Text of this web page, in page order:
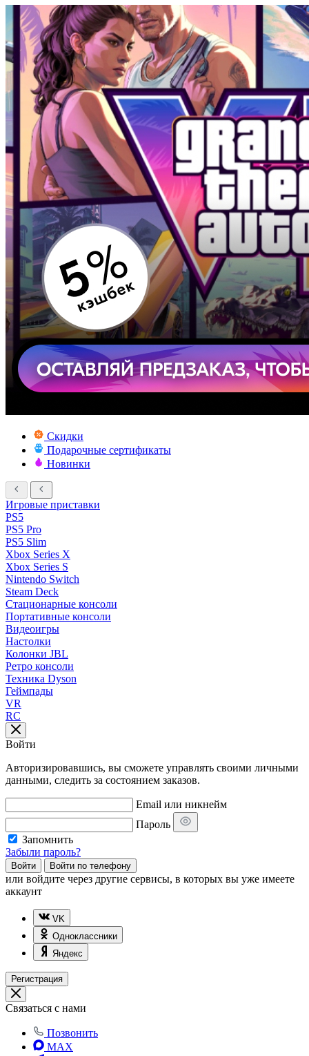
Скидки
Подарочные сертификаты
Новинки
Игровые приставки
PS5
PS5 Pro
PS5 Slim
Xbox Series X
Xbox Series S
Nintendo Switch
Steam Deck
Стационарные консоли
Портативные консоли
Видеоигры
Настолки
Колонки JBL
Ретро консоли
Техника Dyson
Геймпады
VR
RC
Войти
Авторизировавшись, вы сможете управлять своими личными
данными, следить за состоянием заказов.
Email или никнейм
Пароль
Запомнить
Забыли пароль?
Войти Войти по телефону
или войдите через другие сервисы, в которых вы уже имеете
аккаунт
VK
Одноклассники
Яндекс
Регистрация
Связаться с нами
Позвонить
MAX